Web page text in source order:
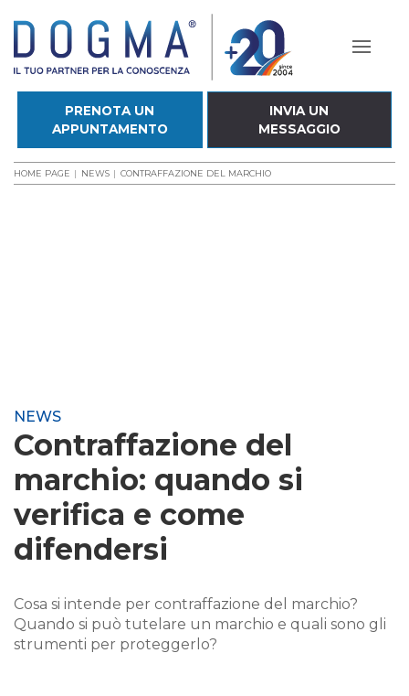
PRENOTA UN
APPUNTAMENTO
INVIA UN
MESSAGGIO
HOME PAGE NEWS CONTRAFFAZIONE DEL MARCHIO
NEWS
Contraffazione del
marchio: quando si
verifica e come
difendersi
Cosa si intende per contraffazione del marchio?
Quando si può tutelare un marchio e quali sono gli
strumenti per proteggerlo?